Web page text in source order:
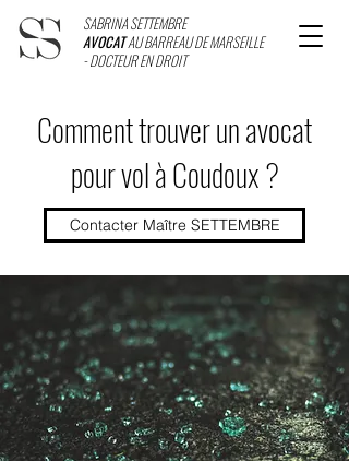
SABRINA SETTEMBRE
AVOCATAU BARREAU DE MARSEILLE
- DOCTEUR EN DROIT
Comment trouver un avocat
pour vol à Coudoux ?
Contacter Maître SETTEMBRE